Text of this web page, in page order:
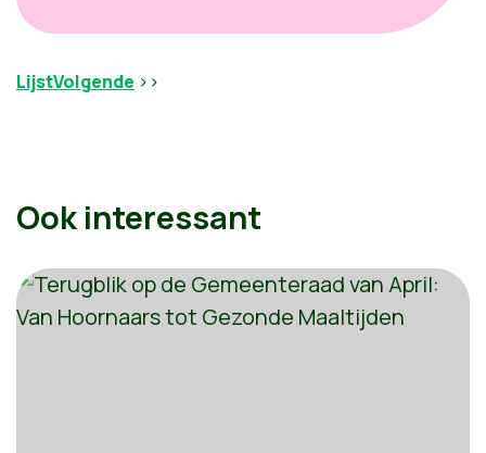
LijstVolgende >>
Ook interessant